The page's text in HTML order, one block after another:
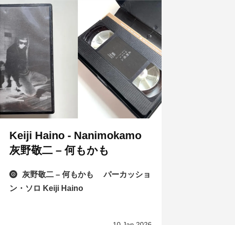
Keiji Haino - Nanimokamo
灰野敬二 – 何もかも
灰野敬二 – 何もかも パーカッショ
ン・ソロ Keiji Haino